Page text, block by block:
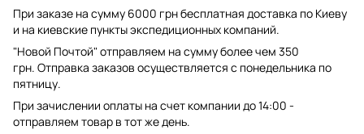
При заказе на сумму 6000 грн бесплатная доставка по Киеву
и на киевские пункты экспедиционных компаний.
"Новой Почтой" отправляем на сумму более чем 350
грн. Отправка заказов осуществляется с понедельника по
пятницу.
При зачислении оплаты на счет компании до 14:00 -
отправляем товар в тот же день.